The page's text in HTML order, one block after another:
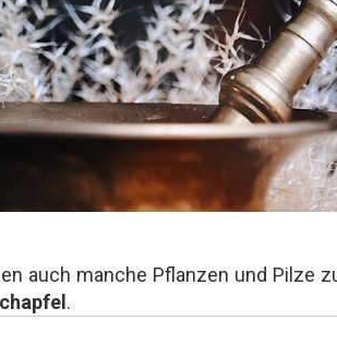
auch manche Pflanzen und Pilze
.